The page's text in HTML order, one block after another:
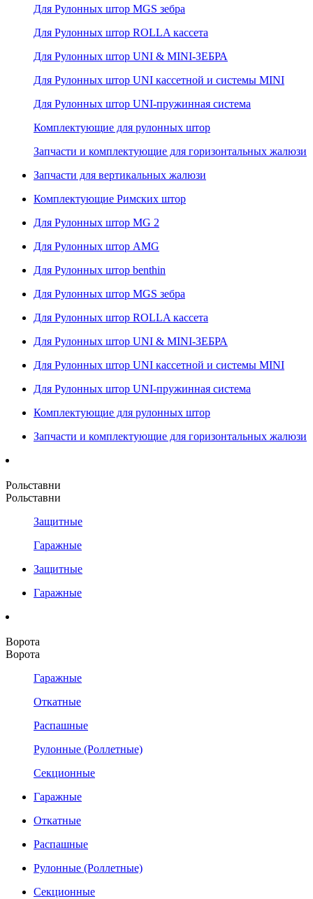
Для Рулонных штор MGS зебра
Для Рулонных штор ROLLA кассета
Для Рулонных штор UNI & MINI-ЗЕБРА
Для Рулонных штор UNI кассетной и системы MINI
Для Рулонных штор UNI-пружинная система
Комплектующие для рулонных штор
Запчасти и комплектующие для горизонтальных жалюзи
Запчасти для вертикальных жалюзи
Комплектующие Римских штор
Для Рулонных штор MG 2
Для Рулонных штор AMG
Для Рулонных штор benthin
Для Рулонных штор MGS зебра
Для Рулонных штор ROLLA кассета
Для Рулонных штор UNI & MINI-ЗЕБРА
Для Рулонных штор UNI кассетной и системы MINI
Для Рулонных штор UNI-пружинная система
Комплектующие для рулонных штор
Запчасти и комплектующие для горизонтальных жалюзи
Рольставни
Рольставни
Защитные
Гаражные
Защитные
Гаражные
Ворота
Ворота
Гаражные
Откатные
Распашные
Рулонные (Роллетные)
Секционные
Гаражные
Откатные
Распашные
Рулонные (Роллетные)
Секционные